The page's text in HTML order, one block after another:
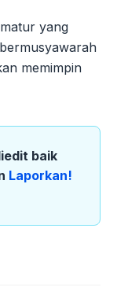
yang
memimpin
baik
Laporkan!